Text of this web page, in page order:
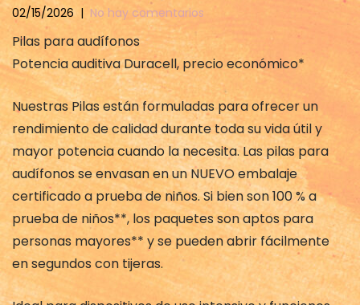
02/15/2026 | No hay comentarios
Pilas para audífonos
Potencia auditiva Duracell, precio económico*
Nuestras Pilas están formuladas para ofrecer un
rendimiento de calidad durante toda su vida útil y
mayor potencia cuando la necesita. Las pilas para
audífonos se envasan en un NUEVO embalaje
certificado a prueba de niños. Si bien son 100 % a
prueba de niños**, los paquetes son aptos para
personas mayores** y se pueden abrir fácilmente
en segundos con tijeras.